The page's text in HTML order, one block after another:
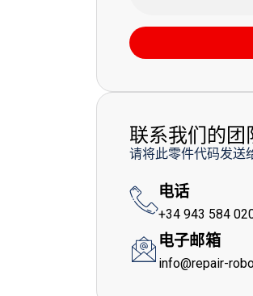
联系我们的团
请将此零件代码发送
电话
+34 943 584
电子邮箱
info@repair-